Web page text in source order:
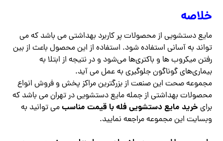
خلاصه
مایع دستشویی از محصولات پر کاربرد بهداشتی می باشد که می
تواند به آسانی استفاده شود. استفاده از این محصول باعث از بین
رفتن میکروب ها و باکتری‌ها می‌شود و در نتیجه از ابتلا به
بیماری‌های گوناگون جلوگیری به عمل می آید.
مجموعه صحت این صنعت از بزرگترین مراکز پخش و فروش انواع
محصولات بهداشتی از جمله مایع دستشویی در تهران می باشد که
برای خرید مایع دستشویی فله با قیمت مناسبمی توانید به
وبسایت این مجموعه مراجعه نمایید.